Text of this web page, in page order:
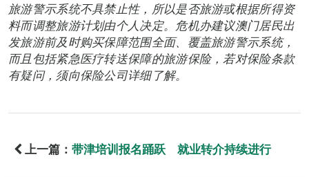
旅游警示系统不具禁止性，所以是否旅游或根据所得资
料而调整旅游计划由个人决定。危机办建议澳门居民出
发旅游前及时购买保障范围全面、覆盖旅游警示系统，
而且包括紧急医疗转送保障的旅游保险，若对保险条款
有疑问，须向保险公司详细了解。
上一篇： 带津培训报名踊跃 就业转介持续进行